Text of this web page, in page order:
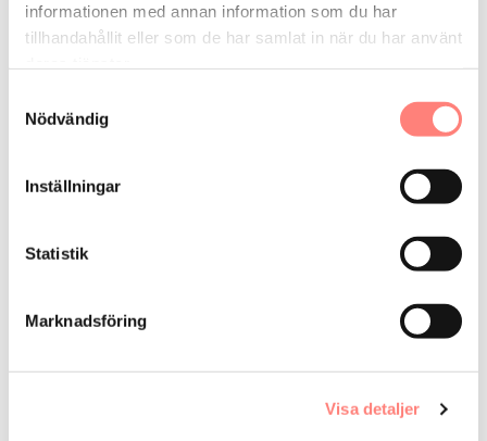
informationen med annan information som du har
tillhandahållit eller som de har samlat in när du har använt
Nödvändig
Inställningar
Statistik
Marknadsföring
Visa detaljer
Få vårt nyhetsbrev
Eneff ger dig senaste nytt gällande effekt och
gång i kvartalet
post
Genom att registrera din e-post så godkänner du vår
hantering av personuppgifter och tillåter oss att skicka